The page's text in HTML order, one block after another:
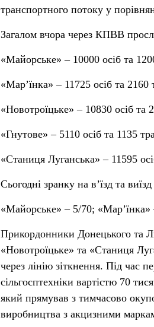
транспортного потоку у
Загалом вчора через КПВВ
«Майорське» – 10000 осіб та
«Мар’їнка» – 11725 осіб та 2160
«Новотроїцьке» – 10830 осіб та
«Гнутове» – 5110 осіб та 1135
«Станиця Луганська» – 11595
Сьогодні зранку на в’їзд та
«Майорське» – 5/70;
Прикордонники Донецького та
«Новотроїцьке» та «Станиця
через лінію зіткнення. Під час
сільгосптехніки вартістю 70
який прямував з тимчасово
виробництва з акцизними